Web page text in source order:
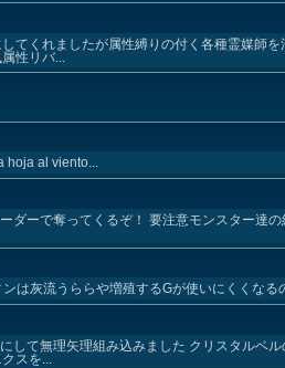
くれましたが属性縛りの付く各種霊媒師を
性リバ...
hoja al viento...
ダーで奪ってくるぞ！ 要注意モンスター達
は灰流うららや増殖するGが使いにくくなる
して無理矢理組み込みました クリスタルベ
スを...